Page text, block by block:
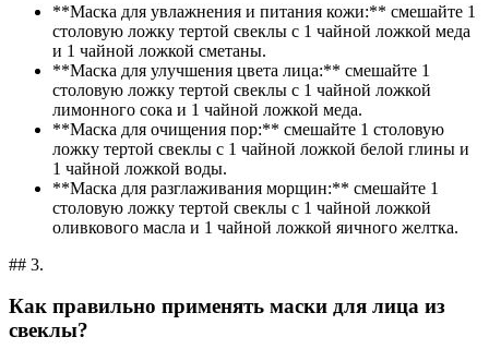
**Маска для увлажнения и питания кожи:** смешайте 1
столовую ложку тертой свеклы с 1 чайной ложкой меда
и 1 чайной ложкой сметаны.
**Маска для улучшения цвета лица:** смешайте 1
столовую ложку тертой свеклы с 1 чайной ложкой
лимонного сока и 1 чайной ложкой меда.
**Маска для очищения пор:** смешайте 1 столовую
ложку тертой свеклы с 1 чайной ложкой белой глины и
1 чайной ложкой воды.
**Маска для разглаживания морщин:** смешайте 1
столовую ложку тертой свеклы с 1 чайной ложкой
оливкового масла и 1 чайной ложкой яичного желтка.
## 3.
Как правильно применять маски для лица из
свеклы?